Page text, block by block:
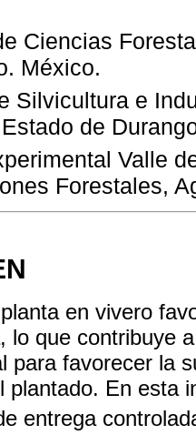
Ciencias
México.
Silvicultura e
de
Valle
Forestales,
en vivero
lo que contribuye
para favorecer la
plantado. En esta
entrega